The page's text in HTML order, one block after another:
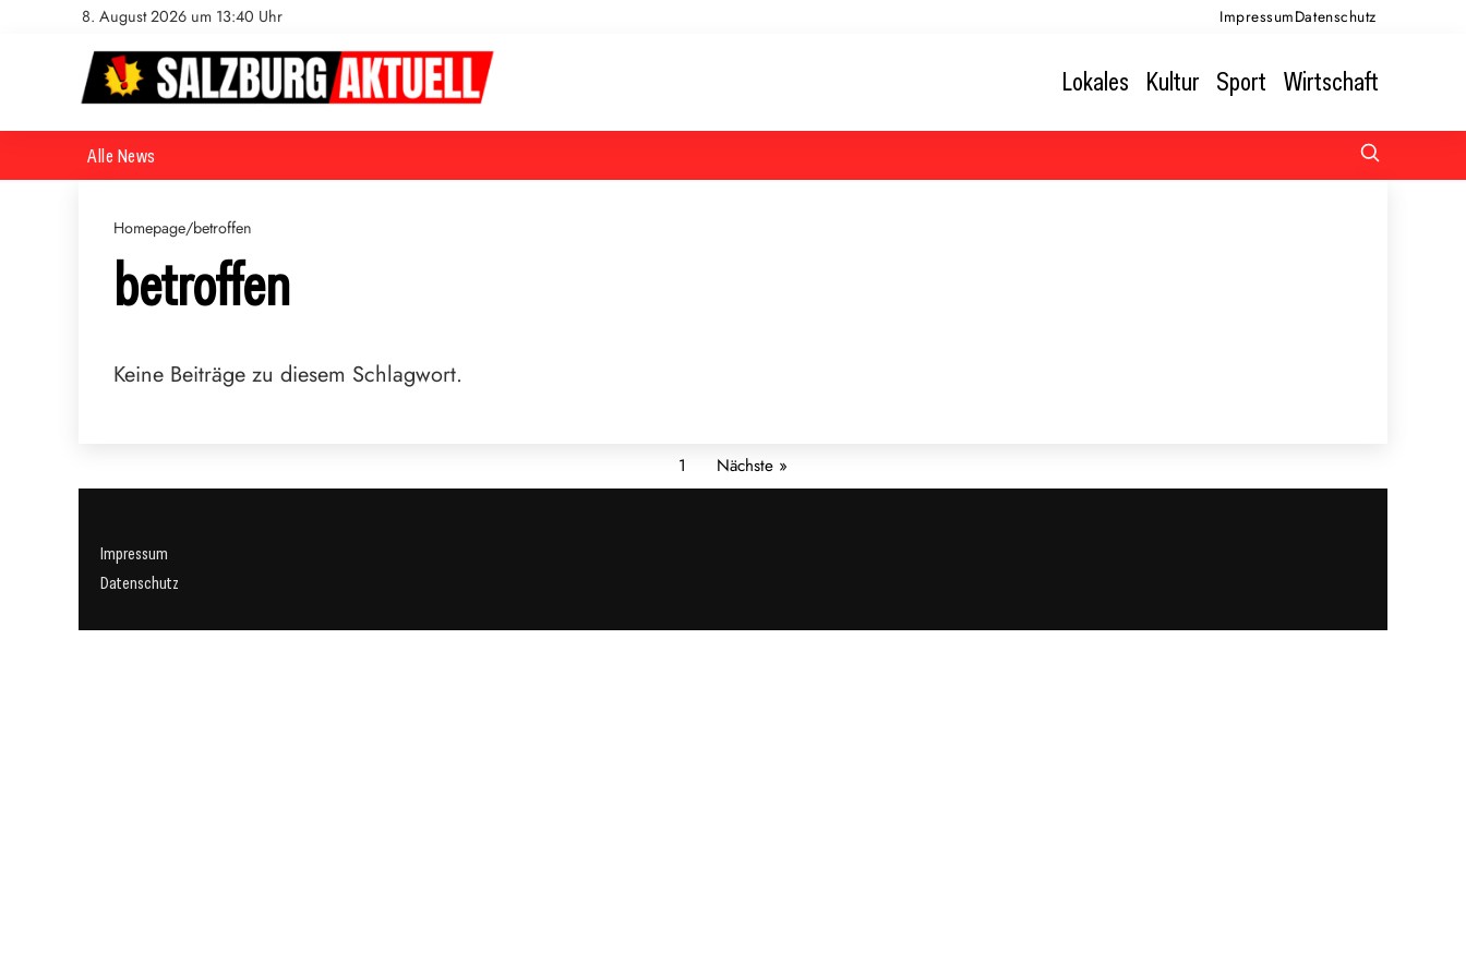
8. August 2026 um 13:40 Uhr ImpressumDatenschutz
Lokales Kultur Sport Wirtschaft
Alle News
Homepage/betroffen
betroffen
Keine Beiträge zu diesem Schlagwort.
1 Nächste »
Impressum
Datenschutz